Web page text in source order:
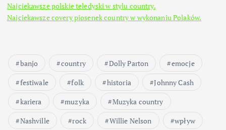
Najciekawsze polskie teledyski w stylu country.
Najciekawsze covery piosenek country w wykonaniu Polaków.
banjo country Dolly Parton
emocje
festiwale
folk historia
Johnny Cash
kariera
muzyka
Muzyka country
Nashville
rock Willie Nelson wpływ